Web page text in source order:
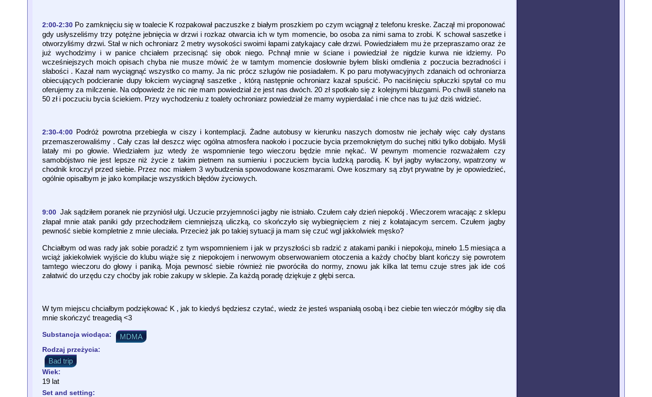
2:00-2:30 Po zamknięciu się w toalecie K rozpakował paczuszke z białym proszkiem po czym wciągnął z telefonu kreske. Zaczął mi proponować
gdy usłyszeliśmy trzy potężne jebnięcia w drzwi i rozkaz otwarcia ich w tym momencie, bo osoba za nimi sama to zrobi. K schował saszetke i
otworzyliśmy drzwi. Stał w nich ochroniarz 2 metry wysokości swoimi łapami zatykajacy całe drzwi. Powiedziałem mu że przepraszamo oraz że
już wychodzimy i w panice chciałem przecisnąć się obok niego. Pchnął mnie w ściane i powiedział że nigdzie kurwa nie idziemy. Po
wcześniejszych moich opisach chyba nie musze mówić że w tamtym momencie dosłownie byłem bliski omdlenia z poczucia bezradności i
słabości . Kazał nam wyciągnąć wszystko co mamy. Ja nic prócz szlugów nie posiadałem. K po paru motywacyjnych zdanaich od ochroniarza
obiecujących podcieranie dupy łokciem wyciagnął saszetke , którą następnie ochroniarz kazał spuścić. Po naciśnięciu spłuczki spytał co mu
oferujemy za milczenie. Na odpowiedz że nic nie mam powiedział że jest nas dwóch. 20 zł spotkało się z kolejnymi bluzgami. Po chwili staneło na
50 zł i poczuciu bycia ściekiem. Przy wychodzeniu z toalety ochroniarz powiedział że mamy wypierdalać i nie chce nas tu już dziś widzieć.
2:30-4:00 Podróż powrotna przebiegła w ciszy i kontemplacji. Żadne autobusy w kierunku naszych domostw nie jechały więc cały dystans
przemaszerowaliśmy . Cały czas lał deszcz więc ogólna atmosfera naokoło i poczucie bycia przemokniętym do suchej nitki tylko dobijało. Myśli
latały mi po głowie. Wiedziałem juz wtedy że wspomnienie tego wieczoru będzie mnie nękać. W pewnym momencie rozważałem czy
samobójstwo nie jest lepsze niż życie z takim pietnem na sumieniu i poczuciem bycia ludzką parodią. K był jagby wyłaczony, wpatrzony w
chodnik kroczył przed siebie. Przez noc miałem 3 wybudzenia spowodowane koszmarami. Owe koszmary są zbyt prywatne by je opowiedzieć,
ogólnie opisałbym je jako kompilacje wszystkich błędów życiowych.
9:00Jak sądziłem poranek nie przyniósł ulgi. Uczucie przyjemności jagby nie istniało. Czułem cały dzień niepokój . Wieczorem wracając z sklepu
złapał mnie atak paniki gdy przechodziłem ciemniejszą uliczką, co skończyło się wybiegnięciem z niej z kołatajacym sercem. Czułem jagby
pewność siebie kompletnie z mnie uleciała. Przecież jak po takiej sytuacji ja mam się czuć wgl jakkolwiek męsko?
Chciałbym od was rady jak sobie poradzić z tym wspomnieniem i jak w przyszłości sb radzić z atakami paniki i niepokoju, mineło 1.5 miesiąca a
wciąż jakiekolwiek wyjście do klubu wiąże się z niepokojem i nerwowym obserwowaniem otoczenia a każdy choćby blant kończy się powrotem
tamtego wieczoru do głowy i paniką. Moja pewnosć siebie również nie pworóciła do normy, znowu jak kilka lat temu czuje stres jak ide coś
załatwić do urzędu czy choćby jak robie zakupy w sklepie. Za każdą poradę dziękuje z głębi serca.
W tym miejscu chciałbym podziękować K , jak to kiedyś będziesz czytać, wiedz że jesteś wspaniałą osobą i bez ciebie ten wieczór mógłby się dla
mnie skończyć treagedią <3
Substancja wiodąca: MDMA
Rodzaj przeżycia:
Bad trip
Wiek:
19 lat
Set and setting: